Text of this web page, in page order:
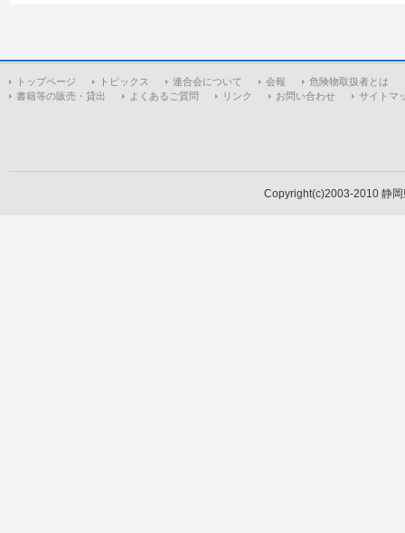
トップページ トピックス 連合会について 会報
危険物取扱者とは
書籍等の販売・貸出
よくあるご質問 リンク お問い合わせ サイトマ
Copyright(c)2003-2010 静